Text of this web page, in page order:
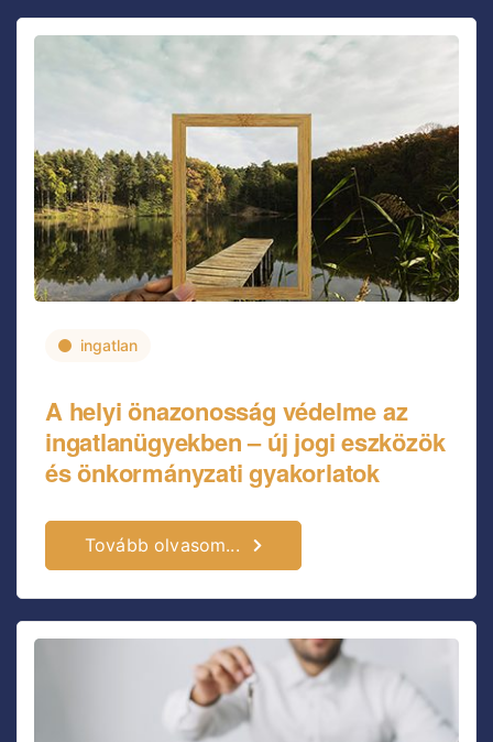
ingatlan
A helyi önazonosság védelme az
ingatlanügyekben – új jogi eszközök
és önkormányzati gyakorlatok
Tovább olvasom...